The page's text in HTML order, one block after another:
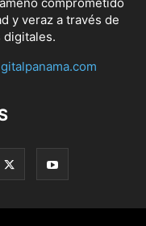
y veraz a través de
digitales.